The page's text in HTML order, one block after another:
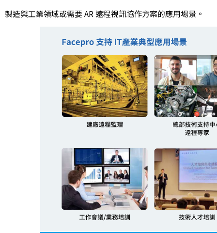
製造與工業領域或需要 AR 遠程視訊協作方案的應用場景。